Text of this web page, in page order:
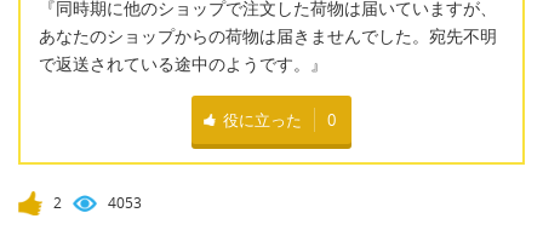
『同時期に他のショップで注文した荷物は届いていますが、
あなたのショップからの荷物は届きませんでした。宛先不明
で返送されている途中のようです。』
役に立った 0
2 4053